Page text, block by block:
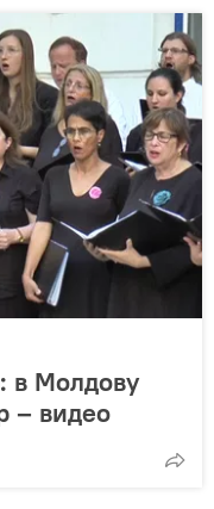
в Молдову
– видео